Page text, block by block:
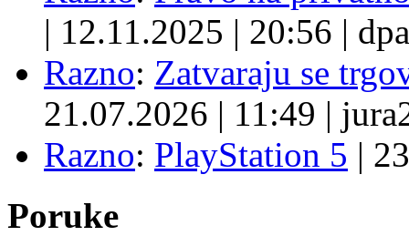
| 12.11.2025 | 20:56 |
Razno: Zatvaraju se
21.07.2026 | 11:49 |
Razno: PlayStation 5 |
Poruke